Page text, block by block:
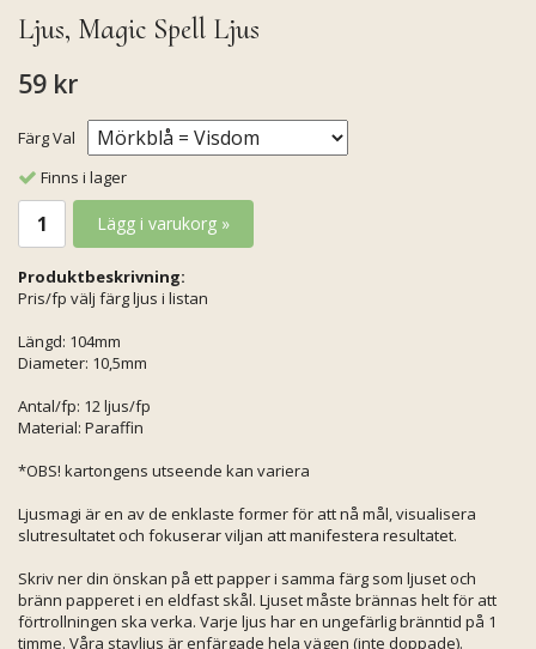
Ljus, Magic Spell Ljus
59 kr
Färg Val
Finns i lager
Lägg i varukorg »
Produktbeskrivning:
Pris/fp välj färg ljus i listan
Längd: 104mm
Diameter: 10,5mm
Antal/fp: 12 ljus/fp
Material: Paraffin
*OBS! kartongens utseende kan variera
Ljusmagi är en av de enklaste former för att nå mål, visualisera
slutresultatet och fokuserar viljan att manifestera resultatet.
Skriv ner din önskan på ett papper i samma färg som ljuset och
bränn papperet i en eldfast skål. Ljuset måste brännas helt för att
förtrollningen ska verka. Varje ljus har en ungefärlig bränntid på 1
timme. Våra stavljus är enfärgade hela vägen (inte doppade).